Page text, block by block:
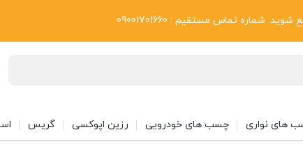
تماس مستقیم : 09001701660 بلاگ
های نواری چسب های خودرویی رزین اپوکسی گریس